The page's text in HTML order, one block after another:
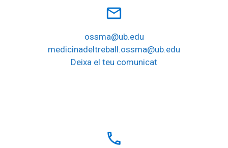
mail_outline
ossma@ub.edu
medicinadeltreball.ossma@ub.edu
Deixa el teu comunicat
local_phone